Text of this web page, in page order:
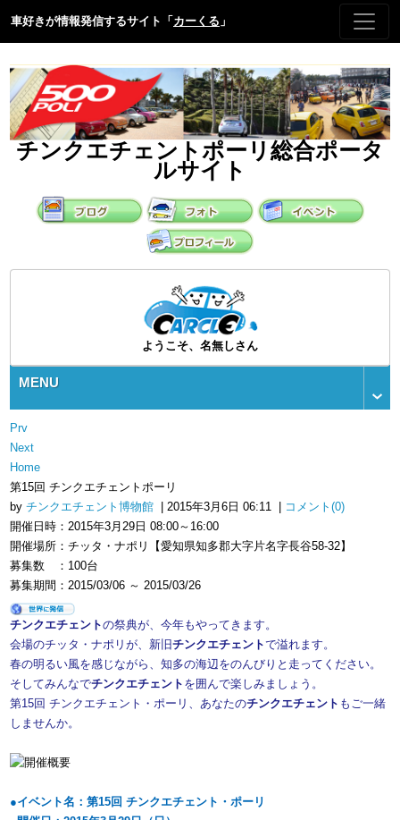
車好きが情報発信するサイト「 カーくる 」
チンクエチェントポーリ総合ポータ
ルサイト
ようこそ、名無しさん
MENU
Prv
Next
Home
第15回 チンクエチェントポーリ
byチンクエチェント博物館 | 2015年3月6日 06:11 |
コメント(0)
開催日時：2015年3月29日 08:00～16:00
開催場所：チッタ・ナポリ【愛知県知多郡大字片名字長谷58-32】
募集数 ：100台
募集期間：2015/03/06 ～ 2015/03/26
チンクエチェントの祭典が、今年もやってきます。
会場のチッタ・ナポリが、新旧チンクエチェントで溢れます。
春の明るい風を感じながら、知多の海辺をのんびりと走ってください。
そしてみんなでチンクエチェント を囲んで楽しみましょう。
第15回 チンクエチェント・ポーリ、あなたのチンクエチェント もご一緒
しませんか。
●イベント名：第15回 チンクエチェント・ポーリ